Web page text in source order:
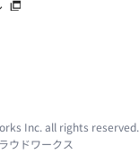
Inc. all rights reserved.
ウドワークス